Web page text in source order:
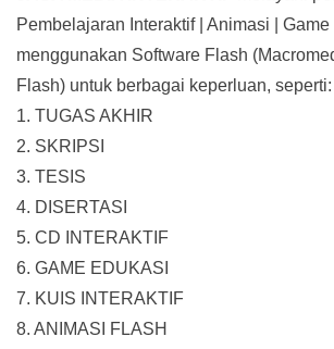
Pembelajaran Interaktif| Animasi | Game
menggunakan Software Flash
Flash) untuk berbagai keperluan, seperti:
1. TUGAS AKHIR
2. SKRIPSI
3. TESIS
4. DISERTASI
5. CD INTERAKTIF
6. GAME EDUKASI
7. KUIS INTERAKTIF
8. ANIMASI FLASH